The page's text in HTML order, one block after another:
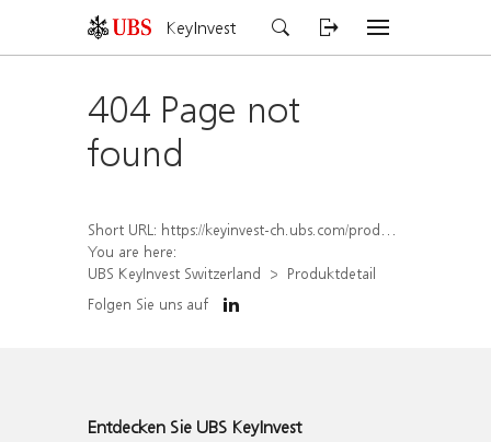
KeyInvest
404 Page not
found
Short URL: https://keyinvest-ch.ubs.com/produkt/detail/index/isin/CH1577907384
You are here:
UBS KeyInvest Switzerland
Produktdetail
Folgen Sie uns auf
Entdecken Sie UBS KeyInvest